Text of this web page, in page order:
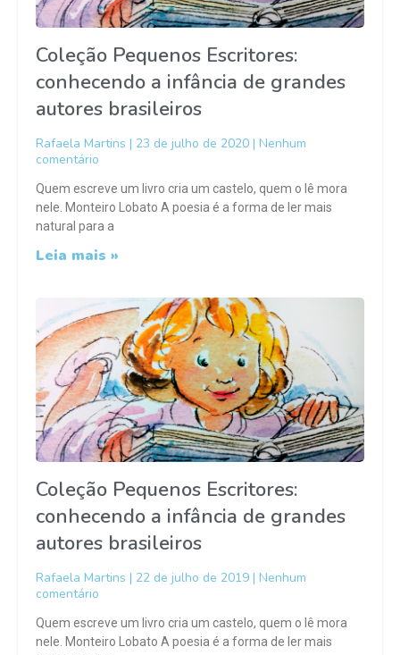
Coleção Pequenos Escritores:
conhecendo a infância de grandes
autores brasileiros
Rafaela Martins 23 de julho de 2020
Nenhum
comentário
Quem escreve um livro cria um castelo, quem o lê mora
nele. Monteiro Lobato A poesia é a forma de ler mais
natural para a
Leia mais »
Coleção Pequenos Escritores:
conhecendo a infância de grandes
autores brasileiros
Rafaela Martins 22 de julho de 2019
Nenhum
comentário
Quem escreve um livro cria um castelo, quem o lê mora
nele. Monteiro Lobato A poesia é a forma de ler mais